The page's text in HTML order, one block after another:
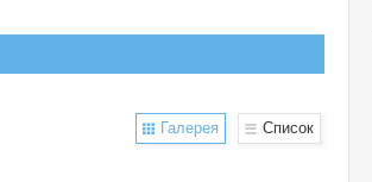
Галерея Список